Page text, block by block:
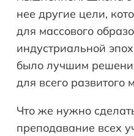
нее другие цели,
для массового
индустриальной
было лучшим
для всего развитого
Что же нужно
преподавание всех